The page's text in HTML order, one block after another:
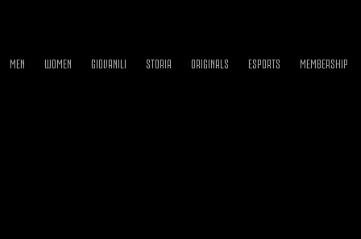
MEN WOMEN GIOVANILI STORIA ORIGINALS ESPORTS MEMBERSHIP